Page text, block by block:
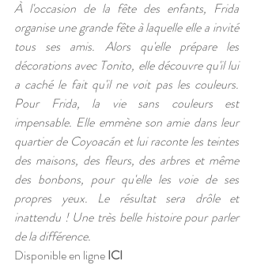
À l'occasion de la fête des enfants, Frida
organise une grande fête à laquelle elle a invité
tous ses amis. Alors qu'elle prépare les
décorations avec Tonito, elle découvre qu'il lui
a caché le fait qu'il ne voit pas les couleurs.
Pour Frida, la vie sans couleurs est
impensable. Elle emmène son amie dans leur
quartier de Coyoacán et lui raconte les teintes
des maisons, des fleurs, des arbres et même
des bonbons, pour qu'elle les voie de ses
propres yeux. Le résultat sera drôle et
inattendu ! Une très belle histoire pour parler
de la différence.
Disponible en ligne ICI